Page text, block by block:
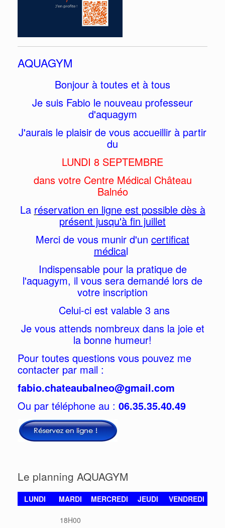
AQUAGYM
Bonjour à toutes et à tous
Je suis Fabio le nouveau professeur
d'aquagym
J'aurais le plaisir de vous accueillir à partir
du
LUNDI 8 SEPTEMBRE
dans votre Centre Médical Château
Balnéo
La réservation en ligne est possible dès à
présent jusqu'à fin juillet
Merci de vous munir d'un certificat
médical
Indispensable pour la pratique de
l'aquagym, il vous sera demandé lors de
votre inscription
Celui-ci est valable 3 ans
Je vous attends nombreux dans la joie et
la bonne humeur!
Pour toutes questions vous pouvez me
contacter par mail :
fabio.chateaubalneo@gmail.com
Ou par téléphone au : 06.35.35.40.49
Le planning AQUAGYM
LUNDI MARDI MERCREDI JEUDI VENDREDI
18H00